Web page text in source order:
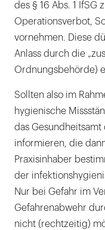
des § 16 Abs. 1 IfSG
Operationsverbot,
vornehmen. Diese
Anlass durch die
Ordnungsbehörde)
Sollten also im
hygienische
das
informieren, die
Praxisinhaber
der
Nur bei Gefahr im
Gefahrenabwehr
nicht (rechtzeitig)